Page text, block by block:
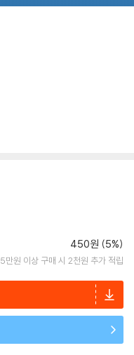
450원 (5%)
5만원 이상 구매 시 2천원 추가 적립